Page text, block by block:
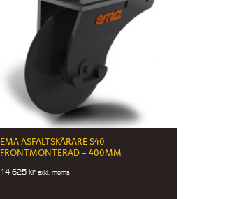
EMA ASFALTSKÄRARE S40
FRONTMONTERAD – 400MM
14 625kr exkl. moms